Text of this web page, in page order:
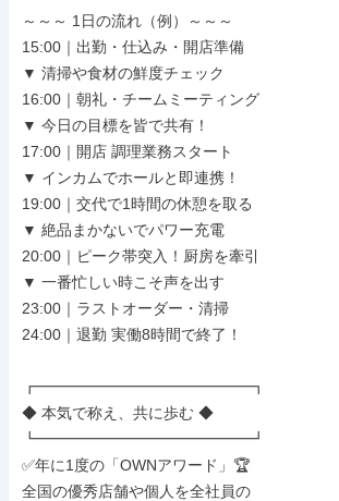
～～～ 1日の流れ（例）～～～
15:00｜出勤・仕込み・開店準備
▼ 清掃や食材の鮮度チェック
16:00｜朝礼・チームミーティング
▼ 今日の目標を皆で共有！
17:00｜開店 調理業務スタート
▼ インカムでホールと即連携！
19:00｜交代で1時間の休憩を取る
▼ 絶品まかないでパワー充電
20:00｜ピーク帯突入！厨房を牽引
▼ 一番忙しい時こそ声を出す
23:00｜ラストオーダー・清掃
24:00｜退勤 実働8時間で終了！
┏━━━━━━━━━━━━━━┓
◆ 本気で称え、共に歩む ◆
┗━━━━━━━━━━━━━━┛
✅年に1度の「OWNアワード」🏆
全国の優秀店舗や個人を全社員の